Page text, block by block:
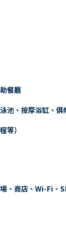
餐廳
池、按摩浴缸、
等）
、商店、Wi-Fi、